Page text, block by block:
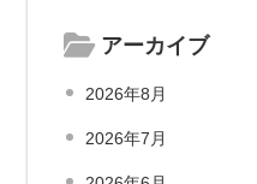
アーカイブ
2026年8月
2026年7月